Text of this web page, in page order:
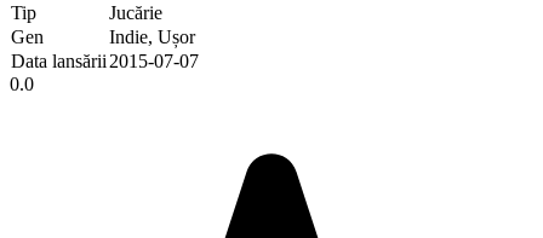
Tip
Jucărie
Gen
Indie, Ușor
Data lansării 2015-07-07
0.0